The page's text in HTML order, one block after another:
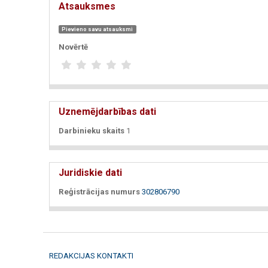
Atsauksmes
Pievieno savu atsauksmi
Novērtē
Uznemējdarbības dati
Darbinieku skaits 1
Juridiskie dati
Reģistrācijas numurs 302806790
REDAKCIJAS KONTAKTI